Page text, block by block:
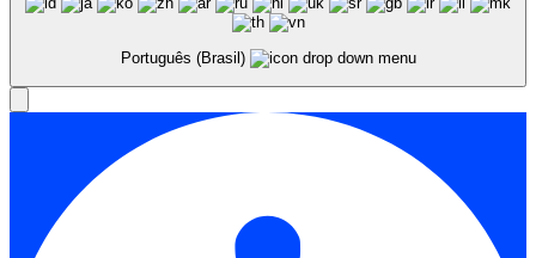
Português (Brasil)